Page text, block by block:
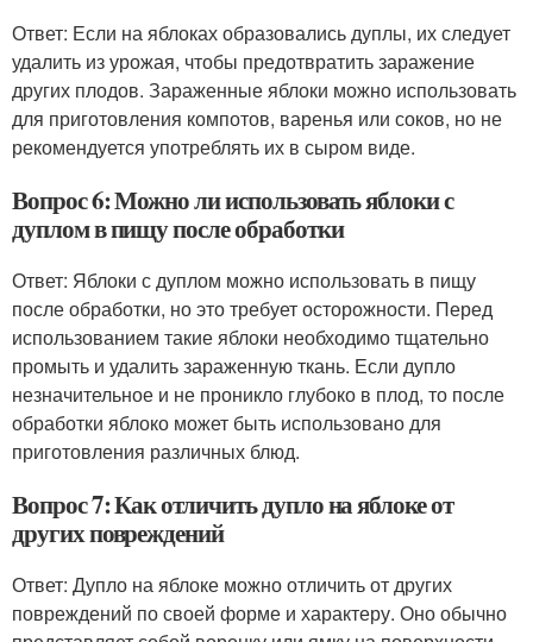
Ответ: Если на яблоках образовались дуплы, их следует
удалить из урожая, чтобы предотвратить заражение
других плодов. Зараженные яблоки можно использовать
для приготовления компотов, варенья или соков, но не
рекомендуется употреблять их в сыром виде.
Вопрос 6: Можно ли использовать яблоки с
дуплом в пищу после обработки
Ответ: Яблоки с дуплом можно использовать в пищу
после обработки, но это требует осторожности. Перед
использованием такие яблоки необходимо тщательно
промыть и удалить зараженную ткань. Если дупло
незначительное и не проникло глубоко в плод, то после
обработки яблоко может быть использовано для
приготовления различных блюд.
Вопрос 7: Как отличить дупло на яблоке от
других повреждений
Ответ: Дупло на яблоке можно отличить от других
повреждений по своей форме и характеру. Оно обычно